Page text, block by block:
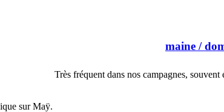
maine /
Très fréquent dans nos campagnes,
sur Maÿ.